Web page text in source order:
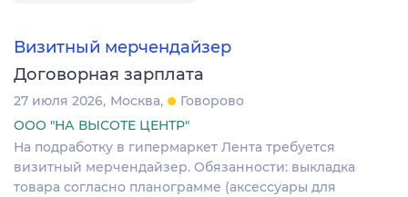
Визитный мерчендайзер
Договорная зарплата
27 июля 2026 Москва
Говорово
ООО "НА ВЫСОТЕ ЦЕНТР"
На подработку в гипермаркет Лента требуется
визитный мерчендайзер. Обязанности: выкладка
товара согласно планограмме (аксессуары для